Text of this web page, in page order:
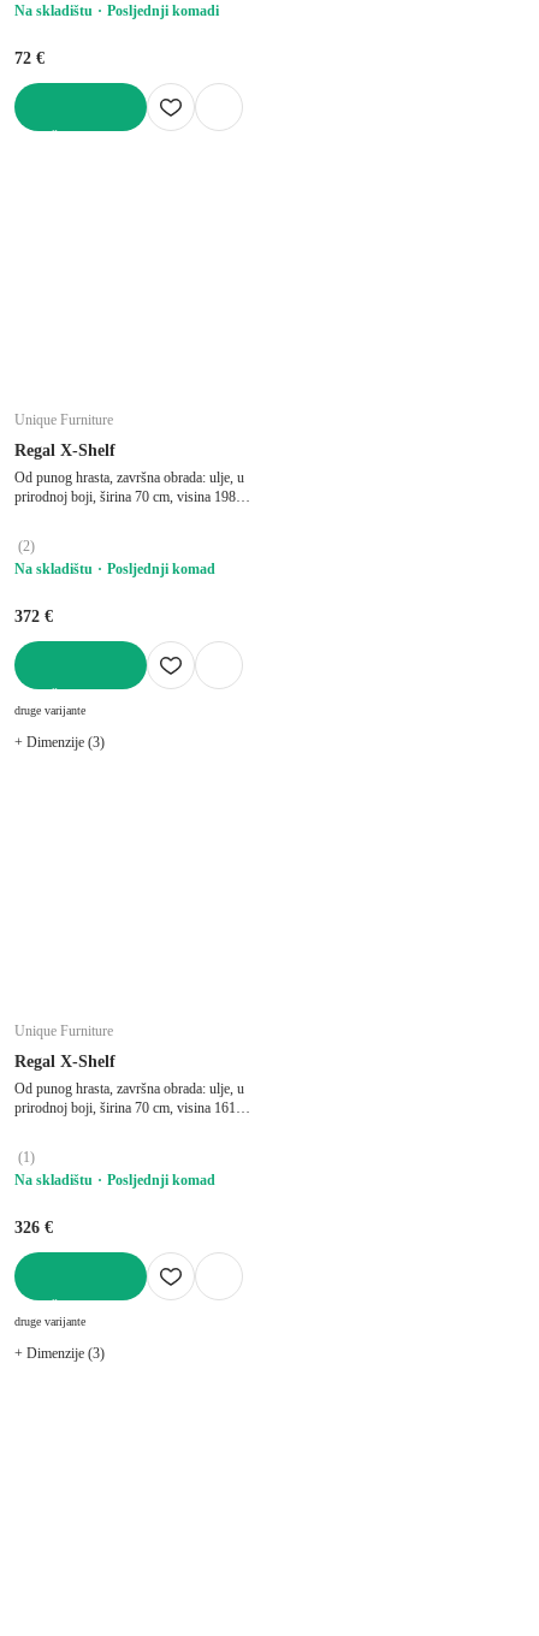
Na skladištu
Posljednji komadi
72 €
Unique Furniture
Regal X-Shelf
Od punog hrasta, završna obrada: ulje, u
prirodnoj boji, širina 70 cm, visina 198
(2)
Na skladištu
Posljednji komad
372 €
druge varijante
+ Dimenzije (3)
Unique Furniture
Regal X-Shelf
Od punog hrasta, završna obrada: ulje, u
prirodnoj boji, širina 70 cm, visina 161
(1)
Na skladištu
Posljednji komad
326 €
druge varijante
+ Dimenzije (3)